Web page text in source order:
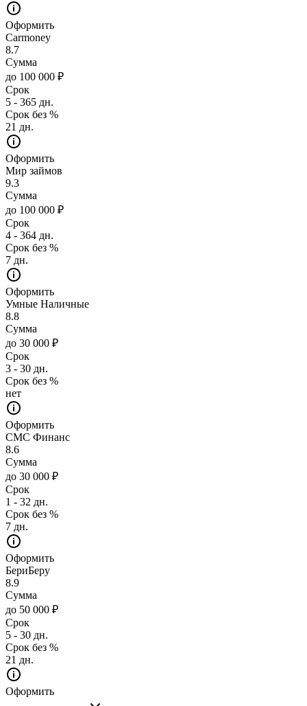
Оформить
Carmoney
8.7
Сумма
до 100 000 ₽
Срок
5 - 365 дн.
Срок без %
21 дн.
Оформить
Мир займов
9.3
Сумма
до 100 000 ₽
Срок
4 - 364 дн.
Срок без %
7 дн.
Оформить
Умные Наличные
8.8
Сумма
до 30 000 ₽
Срок
3 - 30 дн.
Срок без %
нет
Оформить
СМС Финанс
8.6
Сумма
до 30 000 ₽
Срок
1 - 32 дн.
Срок без %
7 дн.
Оформить
БериБеру
8.9
Сумма
до 50 000 ₽
Срок
5 - 30 дн.
Срок без %
21 дн.
Оформить